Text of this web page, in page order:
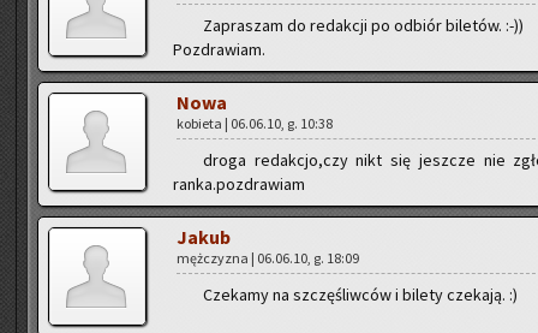
Za­pra­szam do re­dak­cji po od­biór bi­le­tów. :-))
Po­zdra­wiam.
Nowa
ko­bie­ta | 06.06.10, g. 10:38
droga re­dak­cjo,czy nikt się jesz­cze nie
ranka.pozdra­wiam
Jakub
męż­czy­zna | 06.06.10, g. 18:09
Cze­ka­my na szczę­śliw­ców i bi­le­ty cze­ka­ją. :)